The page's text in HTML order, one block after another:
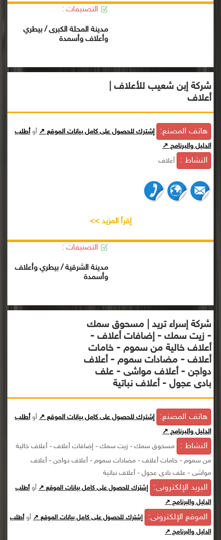
التصنيفات :
مدينة المحلة الكبرى / بيطري
وأعلاف وأسمدة
شركة إبن شعيب للأعلاف |
أعلاف
هاتف المصنع: إشترك للحصول على كامل بيانات الموقع ↗ أوأطلب
الدليل والبرنامج ↗
النشاط : أعلاف
إقرأ المزيد >>
التصنيفات :
مدينة الشرقية / بيطري وأعلاف
وأسمدة
شركة إسراء تريد | مسحوق سمك
- زيت سمك - إضافات أعلاف -
أعلاف خالية من سموم - خامات
أعلاف - مضادات سموم - أعلاف
دواجن - أعلاف مواشى - علف
بادى عجول - أعلاف نباتية
هاتف المصنع: إشترك للحصول على كامل بيانات الموقع ↗ أوأطلب
الدليل والبرنامج ↗
النشاط :
مسحوق سمك - زيت سمك - إضافات أعلاف - أعلاف خالية
من سموم - خامات أعلاف - مضادات سموم - أعلاف دواجن - أعلاف
مواشى - علف بادى عجول - أعلاف نباتية
البريد الإلكترونى: إشترك للحصول على كامل بيانات الموقع ↗ أوأطلب
الدليل والبرنامج ↗
الموقع الإلكترونى: إشترك للحصول على كامل بيانات الموقع ↗ أوأطلب
الدليل والبرنامج ↗